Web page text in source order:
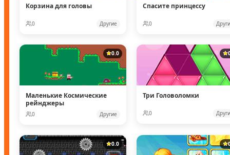
Корзина для головы
0 Другие
Спасите принцессу
0
0.0
Маленькие Космические
рейнджеры
0 Другие
Три Головоломки
0
0.0